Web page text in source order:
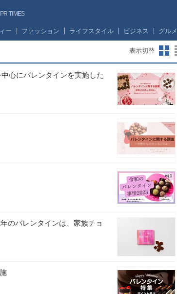
TIMES
ー ファッション ライフスタイル ビジネス グルメ
表示切替
心にバレンタインを実施した
のバレンタインは、家族チョ